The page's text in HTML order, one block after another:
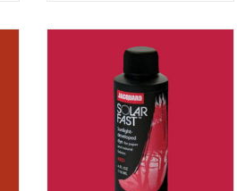
der sich der Farbstoff unter dem
Einfluss von Sonne (UV-licht)
entwickelt. Zur Verwendung auf
Textilien, Holz, Papier usw.
ZUM WARENKORB HINZUFÜGEN